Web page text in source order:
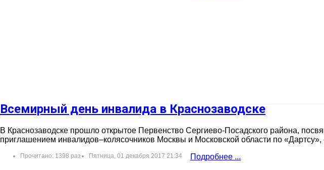
Всемирный день инвалида в Краснозаводске
В Краснозаводске прошло открытое Первенство Сергиево-Посадского района,
приглашением инвалидов–колясочников Москвы и Московской области по
Прочитано: 1398 раз Пятница, 01 декабря 2017 21:34 Подробнее ...